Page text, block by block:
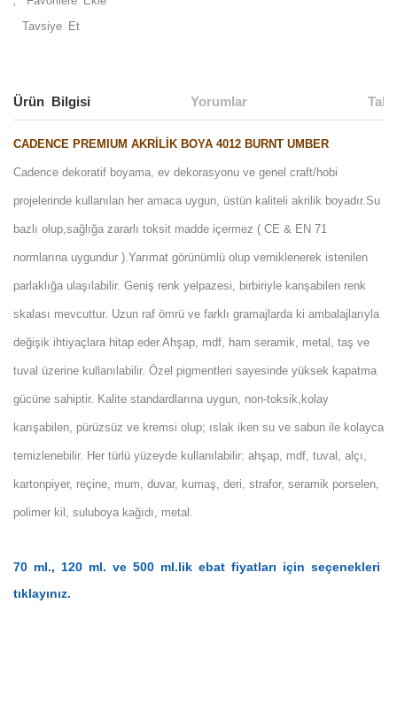
Tavsiye Et
Ürün Bilgisi Yorumlar
CADENCE PREMIUM AKRİLİK BOYA 4012 BURNT UMBER
Cadence dekoratif boyama, ev dekorasyonu ve genel craft/hobi
projelerinde kullanılan her amaca uygun, üstün kaliteli akrilik boyadır.Su
bazlı olup,sağlığa zararlı toksit madde içermez ( CE & EN 71
normlarına uygundur ).Yarımat görünümlü olup verniklenerek istenilen
parlaklığa ulaşılabilir. Geniş renk yelpazesi, birbiriyle kanşabilen renk
skalası mevcuttur. Uzun raf ömrü ve farklı gramajlarda ki ambalajlarıyla
değişik ihtiyaçlara hitap eder.Ahşap, mdf, ham seramik, metal, taş ve
tuval üzerine kullanılabilir. Özel pigmentleri sayesinde yüksek kapatma
gücüne sahiptir. Kalite standardlarına uygun, non-toksik,kolay
karışabilen, pürüzsüz ve kremsi olup; ıslak iken su ve sabun ile kolayca
temizlenebilir. Her türlü yüzeyde kullanılabilir: ahşap, mdf, tuval, alçı,
kartonpiyer, reçine, mum, duvar, kumaş, deri, strafor, seramik porselen,
polimer kil, suluboya kağıdı, metal.
70 ml., 120 ml. ve 500 ml.lik ebat fiyatları için seçenekleri
tıklayınız.